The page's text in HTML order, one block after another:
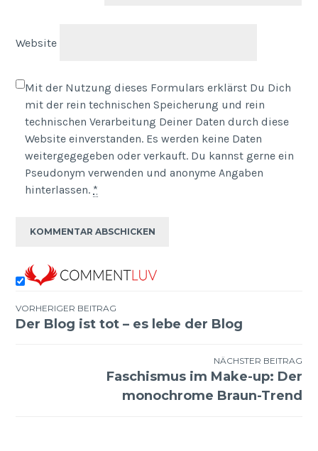
Website
Mit der Nutzung dieses Formulars erklärst Du Dich
mit der rein technischen Speicherung und rein
technischen Verarbeitung Deiner Daten durch diese
Website einverstanden. Es werden keine Daten
weitergegegeben oder verkauft. Du kannst gerne ein
Pseudonym verwenden und anonyme Angaben
hinterlassen. *
Beitragsnavigation
VORHERIGER BEITRAG
Der Blog ist tot – es lebe der Blog
NÄCHSTER BEITRAG
Faschismus im Make-up: Der
monochrome Braun-Trend